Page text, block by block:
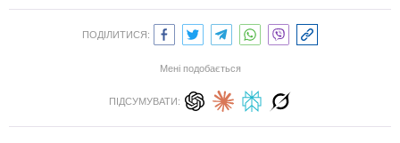
ПОДІЛИТИСЯ:
Мені подобається
ПІДСУМУВАТИ: